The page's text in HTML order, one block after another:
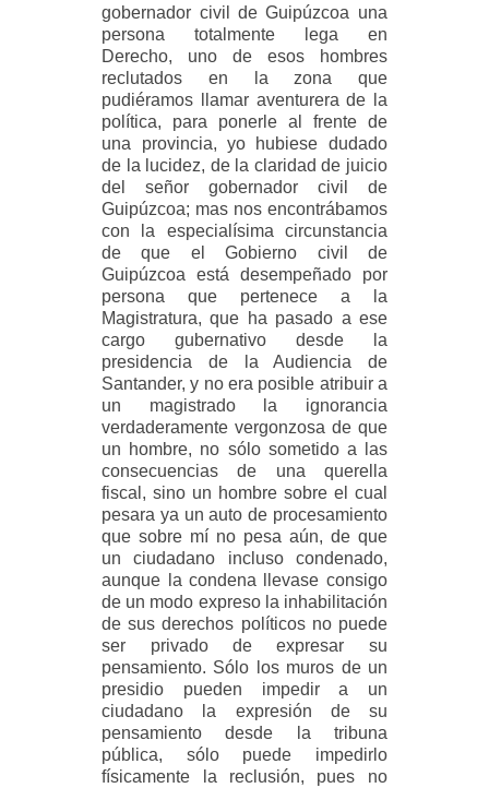
gobernador civil de Guipúzcoa una
persona totalmente lega en
Derecho, uno de esos hombres
reclutados en la zona que
pudiéramos llamar aventurera de la
política, para ponerle al frente de
una provincia, yo hubiese dudado
de la lucidez, de la claridad de juicio
del señor gobernador civil de
Guipúzcoa; mas nos encontrábamos
con la especialísima circunstancia
de que el Gobierno civil de
Guipúzcoa está desempeñado por
persona que pertenece a la
Magistratura, que ha pasado a ese
cargo gubernativo desde la
presidencia de la Audiencia de
Santander, y no era posible atribuir a
un magistrado la ignorancia
verdaderamente vergonzosa de que
un hombre, no sólo sometido a las
consecuencias de una querella
fiscal, sino un hombre sobre el cual
pesara ya un auto de procesamiento
que sobre mí no pesa aún, de que
un ciudadano incluso condenado,
aunque la condena llevase consigo
de un modo expreso la inhabilitación
de sus derechos políticos no puede
ser privado de expresar su
pensamiento. Sólo los muros de un
presidio pueden impedir a un
ciudadano la expresión de su
pensamiento desde la tribuna
pública, sólo puede impedirlo
físicamente la reclusión, pues no